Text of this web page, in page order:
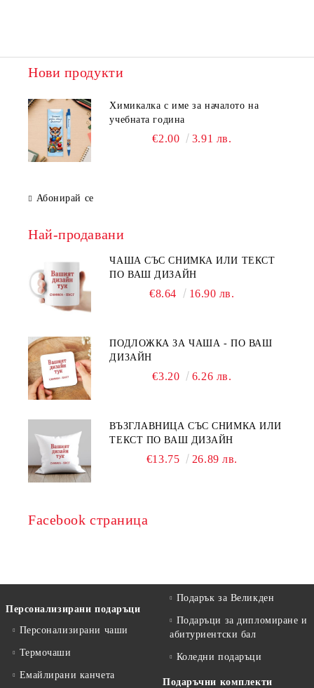
Нови продукти
Химикалка с име за началото на
учебната година
€2.00 3.91 лв.
Абонирай се
Най-продавани
ЧАША СЪС СНИМКА ИЛИ ТЕКСТ
ПО ВАШ ДИЗАЙН
€8.64 16.90 лв.
ПОДЛОЖКА ЗА ЧАША - ПО ВАШ
ДИЗАЙН
€3.20 6.26 лв.
ВЪЗГЛАВНИЦА СЪС СНИМКА ИЛИ
ТЕКСТ ПО ВАШ ДИЗАЙН
€13.75 26.89 лв.
Facebook страница
Персонализирани подаръци
Персонализирани чаши
Термочаши
Емайлирани канчета
Подарък за Великден
Подаръци за дипломиране и
абитуриентски бал
Коледни подаръци
Подаръчни комплекти